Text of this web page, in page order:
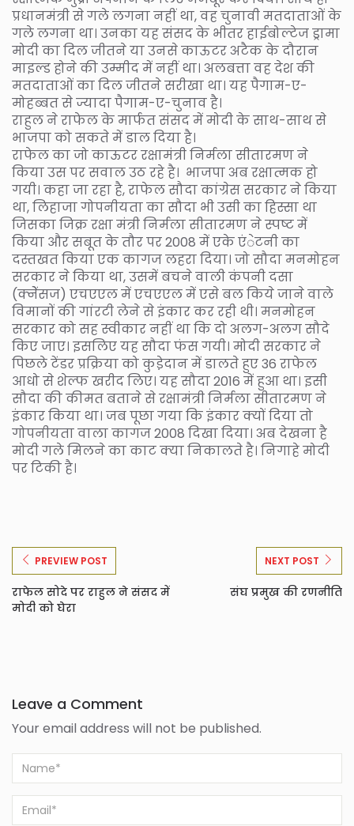
प्रधानमंत्री से गले लगना नहीं था, वह चुनावी मतदाताओं के
गले लगना था। उनका यह संसद के भीतर हाईबोल्टेज ड्रामा
मोदी का दिल जीतने या उनसे काऊटर अटैक के दौरान
माइल्ड होने की उम्मीद में नहीं था। अलबत्ता वह देश की
मतदाताओं का दिल जीतने सरीखा था। यह पैगाम-ए-
मोहब्बत से ज्यादा पैगाम-ए-चुनाव है।
राहुल ने राफेल के मार्फत संसद में मोदी के साथ-साथ से
भाजपा को सकते में डाल दिया है।
राफेल का जो काऊटर रक्षामंत्री निर्मला सीतारमण ने
किया उस पर सवाल उठ रहे है। भाजपा अब रक्षात्मक हो
गयी। कहा जा रहा है, राफेल सौदा कांग्रेस सरकार ने किया
था, लिहाजा गोपनीयता का सौदा भी उसी का हिस्सा था
जिसका जिक्र रक्षा मंत्री निर्मला सीतारमण ने स्पष्ट में
किया और सबूत के तौर पर 2008 में एके एंेटनी का
दस्तखत किया एक कागज लहरा दिया। जो सौदा मनमोहन
सरकार ने किया था, उसमें बचने वाली कंपनी दसा
(क्नेेंसज) एचएएल में एचएएल में एसे बल किये जाने वाले
विमानों की गांरटी लेने से इंकार कर रही थी। मनमोहन
सरकार को सह स्वीकार नहीं था कि दो अलग-अलग सौदे
किए जाए। इसलिए यह सौदा फंस गयी। मोदी सरकार ने
पिछले टेंडर प्रक्रिया को कुडे़दान में डालते हुए 36 राफेल
आधो से शेल्फ खरीद लिए। यह सौदा 2016 में हुआ था। इसी
सौदा की कीमत बताने से रक्षामंत्री निर्मला सीतारमण ने
इंकार किया था। जब पूछा गया कि इंकार क्यों दिया तो
गोपनीयता वाला कागज 2008 दिखा दिया। अब देखना है
मोदी गले मिलने का काट क्या निकालते है। निगाहे मोदी
पर टिकी है।
PREVIEW POST
राफेल सोदे पर राहुल ने संसद में
मोदी को घेरा
NEXT POST
संघ प्रमुख की रणनीति
Leave a Comment
Your email address will not be published.